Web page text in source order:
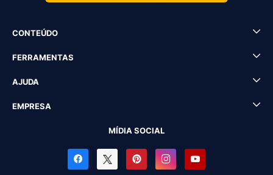
CONTEÚDO
FERRAMENTAS
AJUDA
EMPRESA
MÍDIA SOCIAL